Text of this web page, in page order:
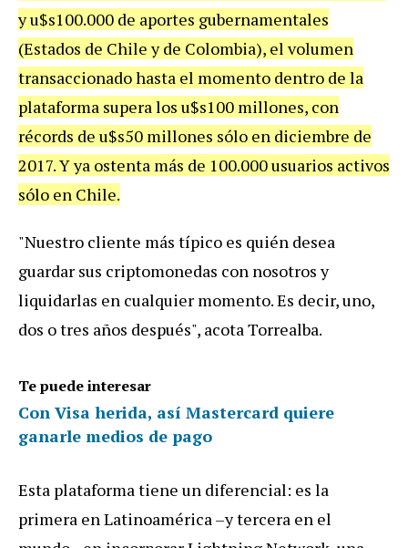
y u$s100.000 de aportes gubernamentales
(Estados de Chile y de Colombia), el volumen
transaccionado hasta el momento dentro de la
plataforma supera los u$s100 millones, con
récords de u$s50 millones sólo en diciembre de
2017. Y ya ostenta más de 100.000 usuarios activos
sólo en Chile.
"Nuestro cliente más típico es quién desea
guardar sus criptomonedas con nosotros y
liquidarlas en cualquier momento. Es decir, uno,
dos o tres años después", acota Torrealba.
Te puede interesar
Con Visa herida, así Mastercard quiere
ganarle medios de pago
Esta plataforma tiene un diferencial: es la
primera en Latinoamérica –y tercera en el